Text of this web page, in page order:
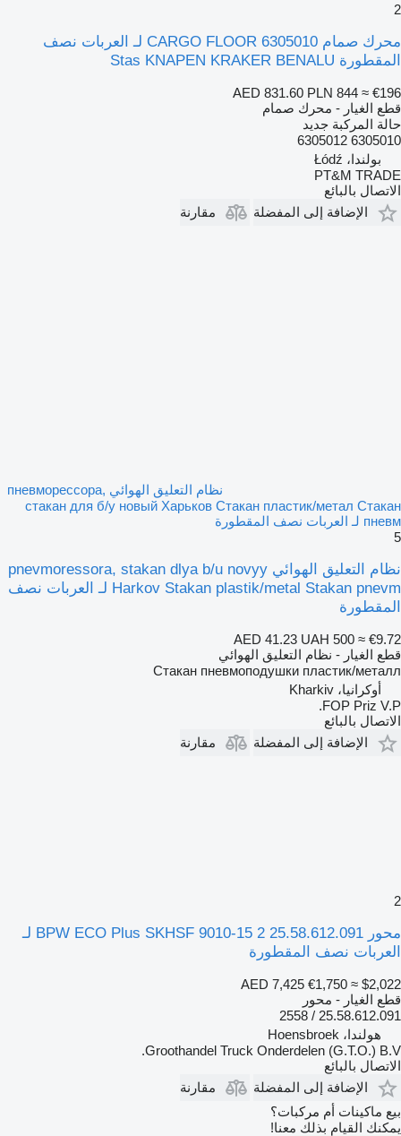
2
محرك صمام CARGO FLOOR 6305010 لـ العربات نصف
المقطورة Stas KNAPEN KRAKER BENALU
AED 831.60 PLN 844 ≈ €196
قطع الغيار - محرك صمام
حالة المركبة جديد
6305010 6305012
بولندا، Łódź
PT&M TRADE
الاتصال بالبائع
الإضافة إلى المفضلة
مقارنة
نظام التعليق الهوائي пневморессора,
стакан для б/у новый Харьков Стакан пластик/метал Стакан
пневм لـ العربات نصف المقطورة
5
نظام التعليق الهوائي pnevmoressora, stakan dlya b/u novyy
Harkov Stakan plastik/metal Stakan pnevm لـ العربات نصف
المقطورة
AED 41.23 UAH 500 ≈ €9.72
قطع الغيار - نظام التعليق الهوائي
Стакан пневмоподушки пластик/металл
أوكرانيا، Kharkiv
FOP Priz V.P.
الاتصال بالبائع
الإضافة إلى المفضلة
مقارنة
2
محور BPW ECO Plus SKHSF 9010-15 2 25.58.612.091 لـ
العربات نصف المقطورة
AED 7,425 €1,750 ≈ $2,022
قطع الغيار - محور
25.58.612.091 / 2558
هولندا، Hoensbroek
Groothandel Truck Onderdelen (G.T.O.) B.V.
الاتصال بالبائع
الإضافة إلى المفضلة
مقارنة
بيع ماكينات أم مركبات؟
يمكنك القيام بذلك معنا!